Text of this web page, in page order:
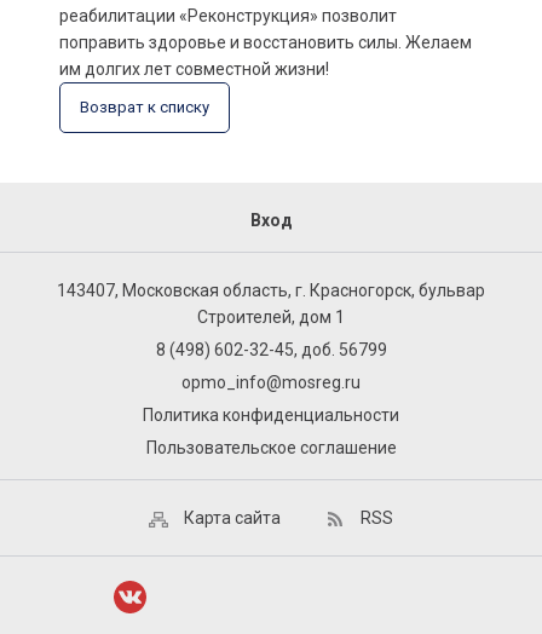
реабилитации «Реконструкция» позволит
поправить здоровье и восстановить силы. Желаем
им долгих лет совместной жизни!
Возврат к списку
Вход
143407, Московская область, г. Красногорск, бульвар
Строителей, дом 1
8 (498) 602-32-45, доб. 56799
opmo_info@mosreg.ru
Политика конфиденциальности
Пользовательское соглашение
Карта сайта RSS